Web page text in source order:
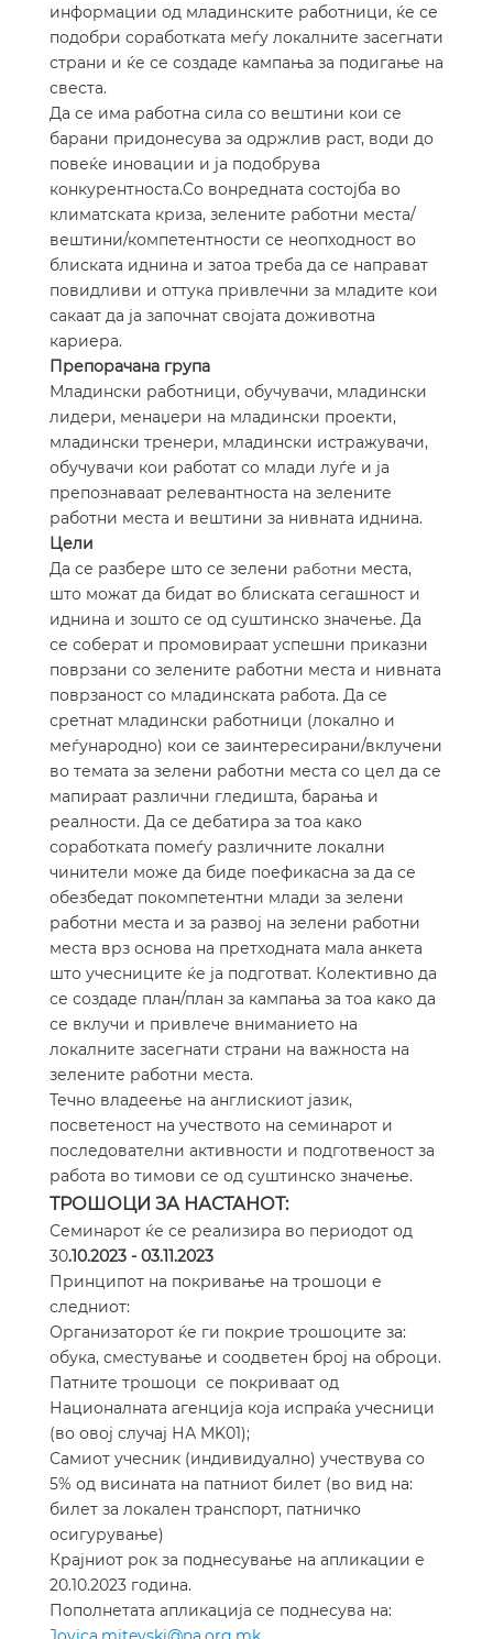
информации од младинските работници, ќе се
подобри соработката меѓу локалните засегнати
страни и ќе се создаде кампања за подигање на
свеста.
Да се има работна сила со вештини кои се
барани придонесува за одржлив раст, води до
повеќе иновации и ја подобрува
конкурентноста.Со вонредната состојба во
климатската криза, зелените работни места/
вештини/компетентности се неопходност во
блиската иднина и затоа треба да се направат
повидливи и оттука привлечни за младите кои
сакаат да ја започнат својата доживотна
кариера.
Препорачана група
Младински работници, обучувачи, младински
лидери, менаџери на младински проекти,
младински тренери, младински истражувачи,
обучувачи кои работат со млади луѓе и ја
препознаваат релевантноста на зелените
работни места и вештини за нивната иднина.
Цели
Да се разбере што се зелени работни места,
што можат да бидат во блиската сегашност и
иднина и зошто се од суштинско значење. Да
се соберат и промовираат успешни приказни
поврзани со зелените работни места и нивната
поврзаност со младинската работа. Да се
сретнат младински работници (локално и
меѓународно) кои се заинтересирани/вклучени
во темата за зелени работни места со цел да се
мапираат различни гледишта, барања и
реалности. Да се дебатира за тоа како
соработката помеѓу различните локални
чинители може да биде поефикасна за да се
обезбедат покомпетентни млади за зелени
работни места и за развој на зелени работни
места врз основа на претходната мала анкета
што учесниците ќе ја подготват. Колективно да
се создаде план/план за кампања за тоа како да
се вклучи и привлече вниманието на
локалните засегнати страни на важноста на
зелените работни места.
Течно владеење на англискиот јазик,
посветеност на учеството на семинарот и
последователни активности и подготвеност за
работа во тимови се од суштинско значење.
ТРОШОЦИ ЗА НАСТАНОТ:
Семинарот ќе се реализира во периодот од
30.10.2023 - 03.11.2023
Принципот на покривање на трошоци е
следниот:
Организаторот ќе ги покрие трошоците за:
обука, сместување и соодветен број на оброци.
Патните трошоци се покриваат од
Националната агенција која испраќа учесници
(во овој случај НА MK01);
Самиот учесник (индивидуално) учествува со
5% од висината на патниот билет (во вид на:
билет за локален транспорт, патничко
осигурување)
Крајниот рок за поднесување на апликации е
20.10.2023 година.
Пополнетата апликација се поднесува на: